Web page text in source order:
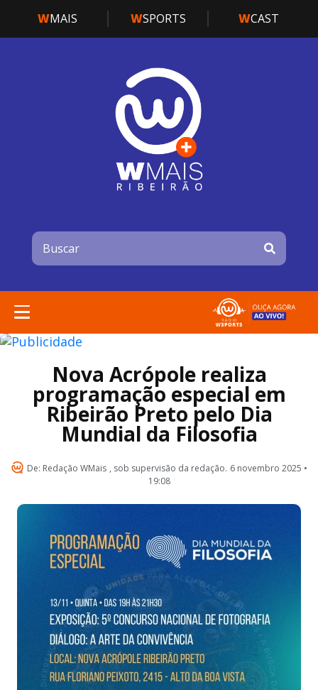
WMAIS WSPORTS WCAST
Nova Acrópole realiza
programação especial em
Ribeirão Preto pelo Dia
Mundial da Filosofia
De: Redação WMais , sob supervisão da redação. 6 novembro 2025 •
19:08